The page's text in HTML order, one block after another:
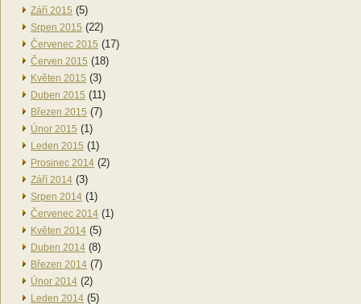
Září 2015 (5)
Srpen 2015 (22)
Červenec 2015 (17)
Červen 2015 (18)
Květen 2015 (3)
Duben 2015 (11)
Březen 2015 (7)
Únor 2015 (1)
Leden 2015 (1)
Prosinec 2014 (2)
Září 2014 (3)
Srpen 2014 (1)
Červenec 2014 (1)
Květen 2014 (5)
Duben 2014 (8)
Březen 2014 (7)
Únor 2014 (2)
Leden 2014 (5)